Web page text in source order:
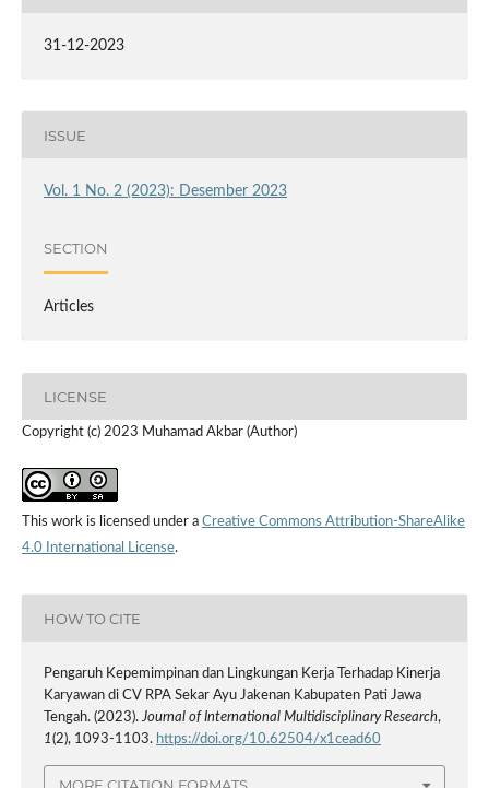
31-12-2023
ISSUE
Vol. 1 No. 2 (2023): Desember 2023
SECTION
Articles
LICENSE
Copyright (c) 2023 Muhamad Akbar (Author)
This work is licensed under a Creative Commons Attribution-ShareAlike
4.0 International License.
HOW TO CITE
Pengaruh Kepemimpinan dan Lingkungan Kerja Terhadap Kinerja
Karyawan di CV RPA Sekar Ayu Jakenan Kabupaten Pati Jawa
Tengah. (2023).Journal of International Multidisciplinary Research,
1(2), 1093-1103. https://doi.org/10.62504/x1cead60
MORE CITATION FORMATS